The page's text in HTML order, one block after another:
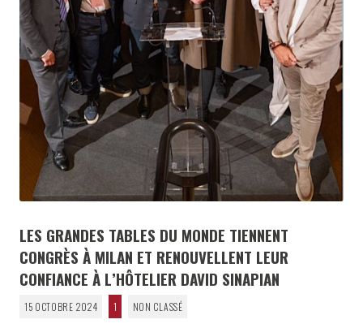
LES GRANDES TABLES DU MONDE TIENNENT
CONGRÈS À MILAN ET RENOUVELLENT LEUR
CONFIANCE À L’HÔTELIER DAVID SINAPIAN
15 OCTOBRE 2024 1 NON CLASSÉ